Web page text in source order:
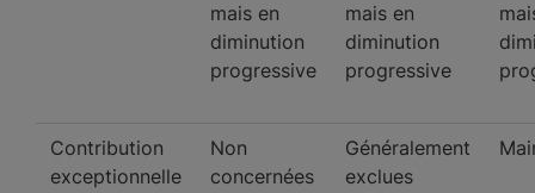
mais en
diminution
progressive
mais en
diminution
progressive
Contribution
exceptionnelle
Non
concernées
Généralement
exclues